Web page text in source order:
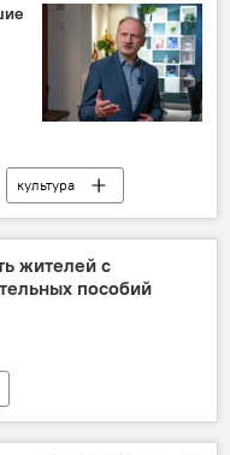
культура
жителей с
пособий